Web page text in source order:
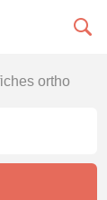
ortho